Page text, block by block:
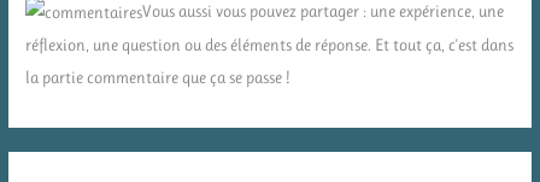
Vous aussi vous pouvez partager : une expérience, une
réflexion, une question ou des éléments de réponse. Et tout ça, c'est dans
la partie commentaire que ça se passe !